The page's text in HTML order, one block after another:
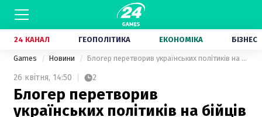
24 КАНАЛ ГЕОПОЛІТИКА ЕКОНОМІКА БІЗНЕС
Games Новини Блогер перетворив українських політиків на бійців Mortal Kombat – кумедне відео
26 квітня, 14:50 2
Блогер перетворив
українських політиків на бійців